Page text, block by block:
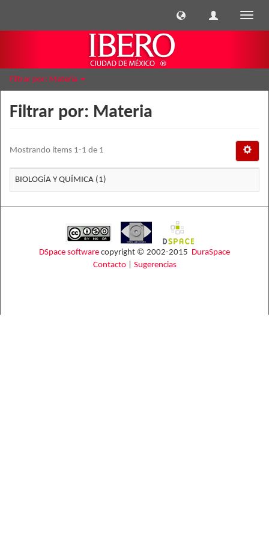
Filtrar por: Materia
Filtrar por: Materia
Mostrando ítems 1-1 de 1
BIOLOGÍA Y QUÍMICA (1)
DSpace software copyright © 2002-2015 DuraSpace
Contacto| Sugerencias